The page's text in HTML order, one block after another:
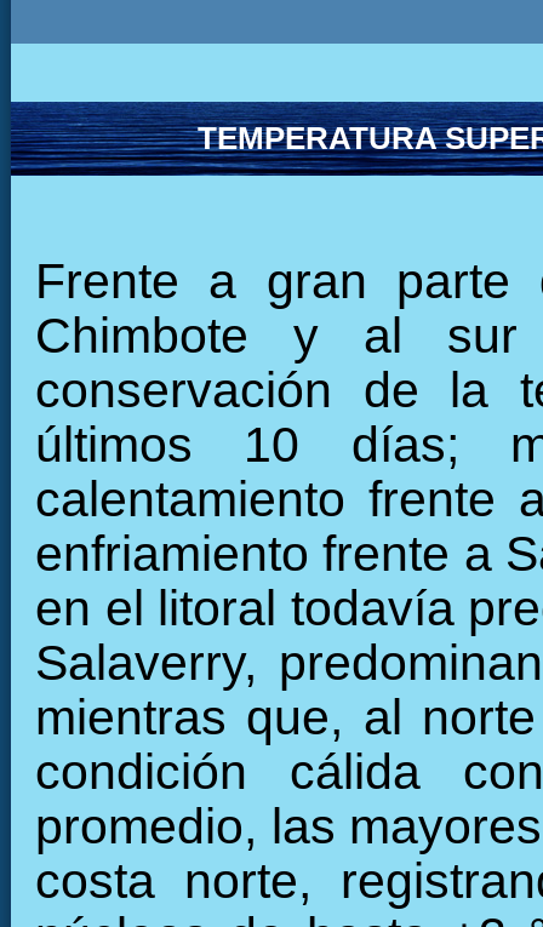
TEMPERATURA
Frente a gran
Chimbote y al sur
conservación de la
últimos 10 días;
calentamiento frente
enfriamiento frente a
en el litoral todavía
Salaverry,
mientras que, al
condición cálida
promedio, las
costa norte,